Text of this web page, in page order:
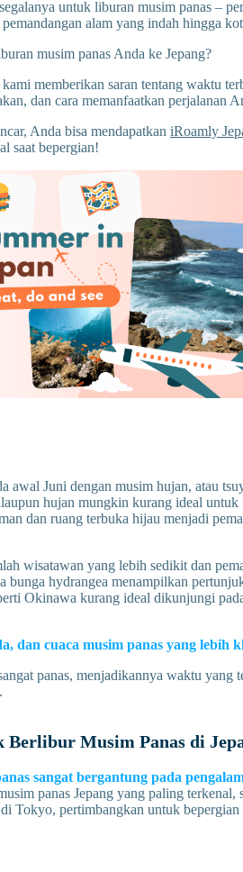
untuk liburan musim panas –
alam yang indah hingga
musim panas Anda ke Jepang?
memberikan saran tentang waktu
dan cara memanfaatkan perjalanan
Anda bisa mendapatkan iRoamly
saat bepergian!
awal Juni dengan musim hujan, atau
hujan mungkin kurang ideal
dan ruang terbuka hijau menjadi
wisatawan yang lebih sedikit dan
bunga hydrangea menampilkan
Okinawa kurang ideal dikunjungi
dan cuaca musim panas yang lebih
panas, menjadikannya waktu yang
Musim Panas di
sangat bergantung pada
panas Jepang yang paling
Tokyo, pertimbangkan untuk bepergian